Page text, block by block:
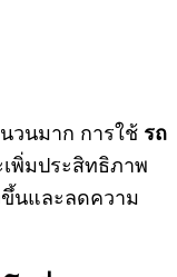
วนมาก การใช้ รถ
พิ่มประสิทธิภาพ
ขึ้นและลดความ